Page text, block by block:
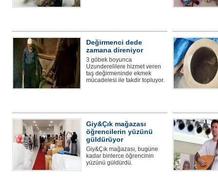
Değirmenci dede
zamana direniyor
3 göbek boyunca
Uzunderelilere hizmet veren
taş değirmeninde ekmek
mücadelesi ile takdir topluyor.
Giy&Çık mağazası
öğrencilerin yüzünü
güldürüyor
Giy&Çık mağazası, bugüne
kadar binlerce öğrencinin
yüzünü güldürdü.